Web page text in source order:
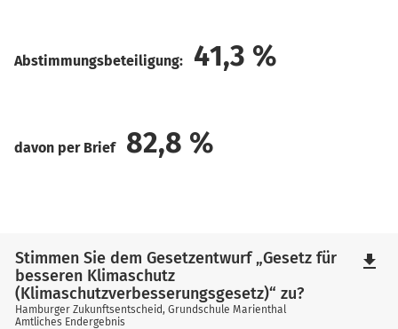
Abstimmungsbeteiligung: 41,3 %
davon per Brief 82,8 %
Stimmen Sie dem Gesetzentwurf „Gesetz für
besseren Klimaschutz
(Klimaschutzverbesserungsgesetz)“ zu?
Hamburger Zukunftsentscheid, Grundschule Marienthal
Amtliches Endergebnis
file_download